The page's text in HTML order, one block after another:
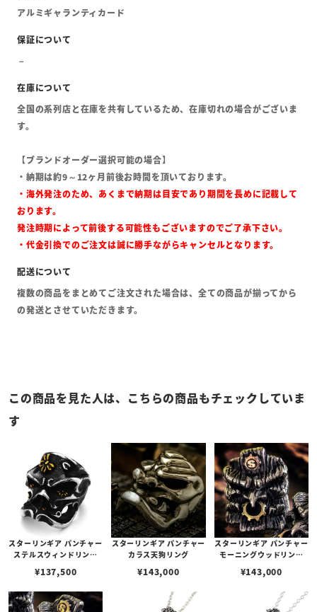
アルミギャランティカード
全国の系列店と在庫を共有しているため、在庫切れの場合がございま
す。
【ブランドオーダー選択可能の場合】
・納期は約9～12ヶ月前後お時間を頂いております。
・海外発注のため、あくまで納期は目安であり期間を長めに記載して
おります。
発注時期によって前後する可能性もございますのでご了承下さい。
・代金引換でのご注文は誠に勝手ながらキャンセルとなります。
複数の商品をまとめてご注文された場合は、全ての商品が揃ってから
の発送とさせていただきます。
この商品を見た人は、こちらの商品もチェックしていま
す
スターリンギア パンチャー
ステルスウィンドリング
ブロッサム
¥137,500
スターリンギア パンチャー
カラス天狗リング
¥143,000
スターリンギア パンチャー
モーニングウッドリング
スギア
¥143,000